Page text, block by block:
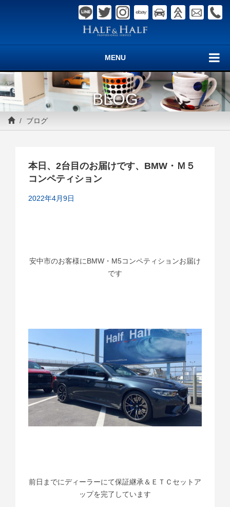
MENU
BLOG
ブログ
本日、2台目のお届けです、BMW・Ｍ５
コンペティション
2022年4月9日
安中市のお客様にBMW・M5コンペティションお届け
です
前日までにディーラーにて保証継承＆ＥＴＣセットア
ップを完了しています